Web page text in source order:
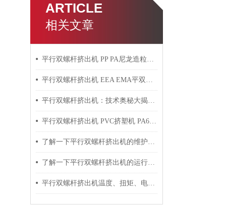
ARTICLE
相关文章
平行双螺杆挤出机 PP PA尼龙造粒机技术参数
平行双螺杆挤出机 EEA EMA平双挤出机 双螺杆挤出机技术参数
平行双螺杆挤出机：技术奥秘大揭秘！
平行双螺杆挤出机 PVC挤塑机 PA6+玻纤挤出造粒机技术参数
了解一下平行双螺杆挤出机的维护保养方法吧
了解一下平行双螺杆挤出机的运行过程吧
平行双螺杆挤出机温度、扭矩、电流控制要点